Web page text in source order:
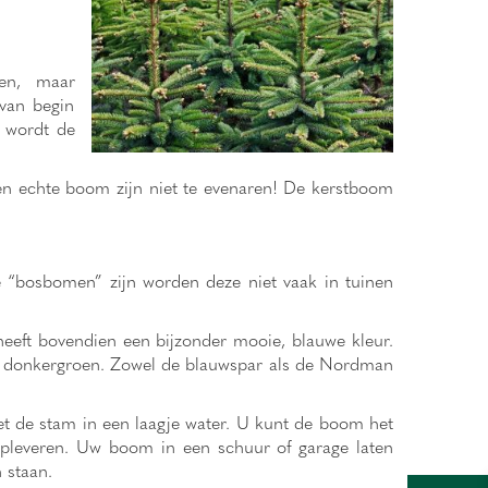
maar
begin
wordt de
echte boom zijn niet te evenaren! De kerstboom
zijn worden deze niet vaak in tuinen
bovendien een bijzonder mooie, blauwe kleur.
Zowel de blauwspar als de Nordman
de stam in een laagje water. U kunt de boom het
Uw boom in een schuur of garage laten